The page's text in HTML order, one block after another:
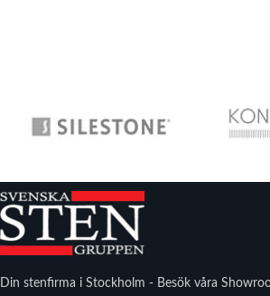
Din stenfirma i Stockholm - Besök våra